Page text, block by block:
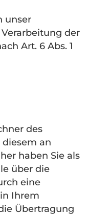
unser
der
Art. 6 Abs. 1
des
an
haben Sie als
über die
eine
Ihrem
Übertragung